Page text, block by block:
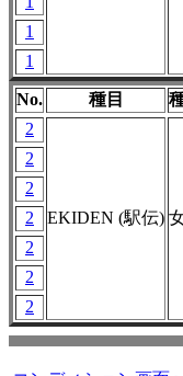
1
1
No. 種目
2
EKIDEN (駅伝)
2
2
2
2
2
2